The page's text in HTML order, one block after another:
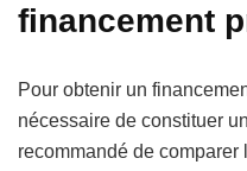
financement
Pour obtenir un
nécessaire de constituer
recommandé de comparer